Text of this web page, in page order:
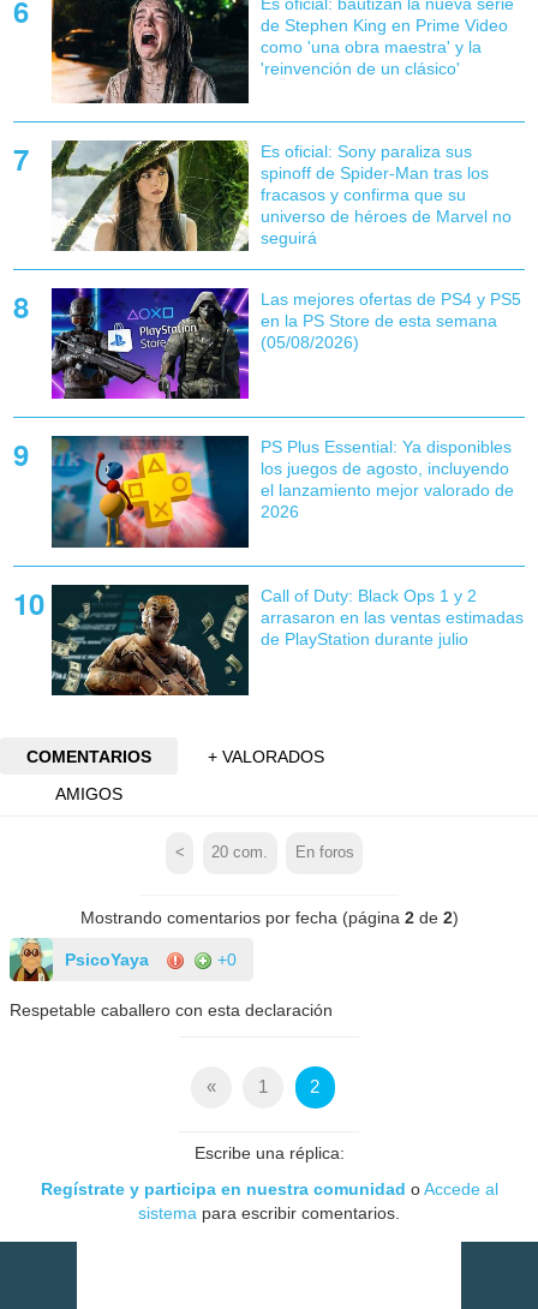
de Stephen King en Prime Video
como 'una obra maestra' y la
'reinvención de un clásico'
Es oficial: Sony paraliza sus
spinoff de Spider-Man tras los
fracasos y confirma que su
universo de héroes de Marvel no
seguirá
Las mejores ofertas de PS4 y PS5
en la PS Store de esta semana
(05/08/2026)
PS Plus Essential: Ya disponibles
los juegos de agosto, incluyendo
el lanzamiento mejor valorado de
2026
Call of Duty: Black Ops 1 y 2
arrasaron en las ventas estimadas
de PlayStation durante julio
COMENTARIOS
+ VALORADOS
AMIGOS
< 20 com. En foros
Mostrando comentarios por fecha (página 2de 2)
PsicoYaya +0
Respetable caballero con esta declaración
« 1 2
Escribe una réplica:
Regístrate y participa en nuestra comunidad oAccede al
sistema para escribir comentarios.